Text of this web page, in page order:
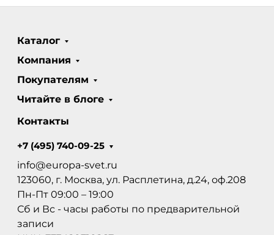
Каталог
Компания
Покупателям
Читайте в блоге
Контакты
+7 (495) 740-09-25
info@europa-svet.ru
123060, г. Москва, ул. Расплетина, д.24, оф.208
Пн-Пт 09:00 – 19:00
Сб и Вс - часы работы по предварительной
записи